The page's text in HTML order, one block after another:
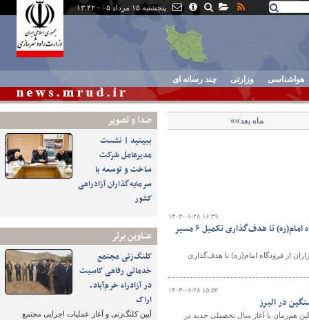
پنجشنبه ۱۵ مرداد ۰۵ - ۱۳:۴۲
هواشناسی وزارتی چند رسانه ای
صدا و تصوير
ببینید | نشست
مدیرعامل شرکت
ساخت و توسعه با
سرمایه‌گذاران آزادراهی
کشور
عناوین برتر
کلنگ‌زنی مجتمع
خدماتی رفاهی کاسیت
در آزادراه خرم‌آباد ـ
اراک
آیین کلنگ‌زنی و آغاز عملیات اجرایی مجتمع
ماه بعد»»
۱۴۰۳-۰۶-۲۸ ۱۶:۴۹
مهمترین اخبار وزارت راه و شهرسازی | از اعزام اولین گروه عمره گزاران از فرودگاه امام(ره) تا هدف‌گذاری تکمیل ۶ مسیر
اولین گروه عمره گزاران از فرودگاه امام(ره) تا هدف‌گذاری
۱۴۰۳-۰۶-۲۸ ۱۵:۵۲
در البرز
هم‌زمان با آغاز سال تحصیلی جدید در